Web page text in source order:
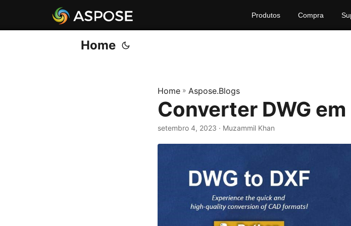
Produtos Compra
Home
Home » Aspose.Blogs
Converter DWG
setembro 4, 2023 · Muzammil Khan